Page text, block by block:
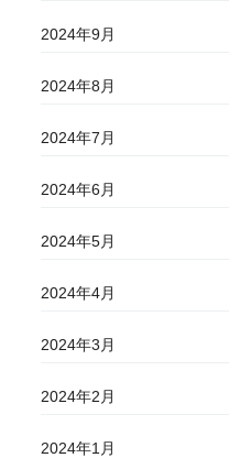
2024年9月
2024年8月
2024年7月
2024年6月
2024年5月
2024年4月
2024年3月
2024年2月
2024年1月